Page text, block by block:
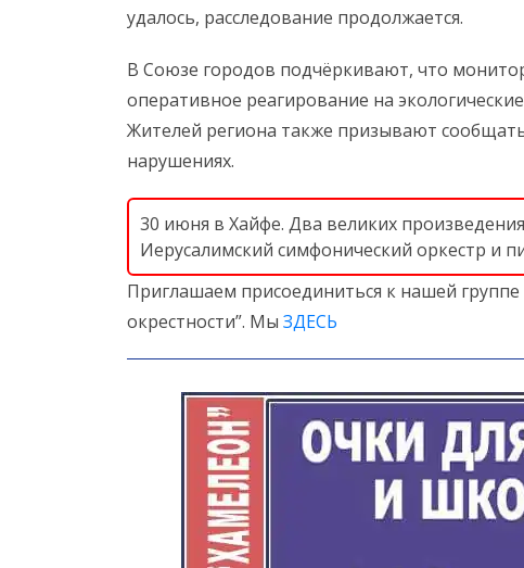
удалось, расследование продолжается.
В Союзе городов подчёркивают, что
оперативное реагирование на
Жителей региона также призывают
нарушениях.
30 июня в Хайфе. Два великих
Иерусалимский симфонический оркестр и
Приглашаем присоединиться к нашей
окрестности”. Мы ЗДЕСЬ